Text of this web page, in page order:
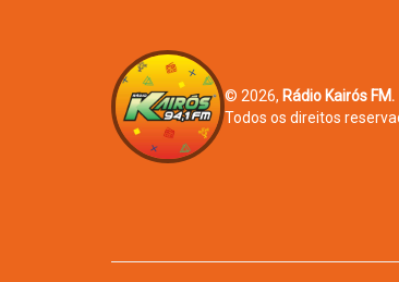
© 2026, Rádio Kairós FM.
Todos os direitos